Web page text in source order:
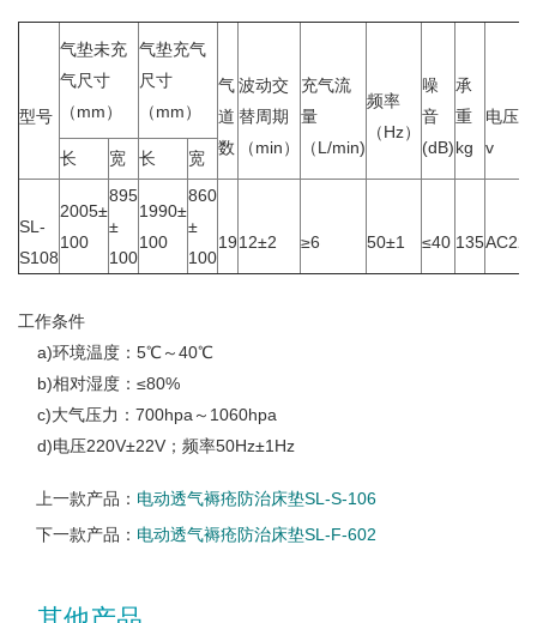
型号
气垫未充
气尺寸
（mm）
气垫充气
尺寸
（mm）
气
道
数
波动交
替周期
（min）
充气流
量
（L/min)
频率
（Hz）
噪
音
(dB)
承
重
kg
电压
v
长 宽 长 宽
SL-
S108
2005±
100
895
±
100
1990±
100
860
±
100
1912±2 ≥6 50±1 ≤40 135
工作条件
a)环境温度：5℃～40℃
b)相对湿度：≤80%
c)大气压力：700hpa～1060hpa
d)电压220V±22V；频率50Hz±1Hz
上一款产品： 电动透气褥疮防治床垫SL-S-106
下一款产品： 电动透气褥疮防治床垫SL-F-602